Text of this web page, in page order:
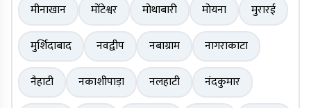
मीनाखान
मोंटेश्वर मोथाबारी मोयना
मुरारई
मुर्शिदाबाद
नवद्वीप नबाग्राम
नागराकाटा
नैहाटी
नकाशीपाड़ा नलहाटी
नंदकुमार